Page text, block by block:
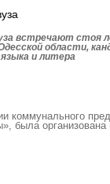
встречают стоя
области,
и литера
коммунального
была организована